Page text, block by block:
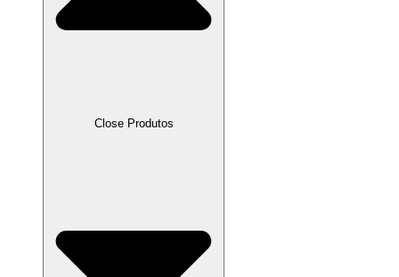
Close Produtos